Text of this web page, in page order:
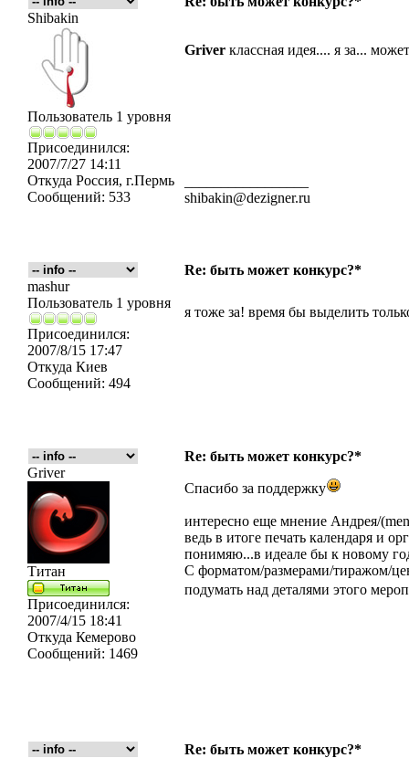
Shibakin
Пользователь 1 уровня
Присоединился:
2007/7/27 14:11
Откуда Россия, г.Пермь
Сообщений: 533
Griver классная идея.... я за...
shibakin@dezigner.ru
Re: быть может конкурс?*
mashur
Пользователь 1 уровня
Присоединился:
2007/8/15 17:47
Откуда Киев
Сообщений: 494
я тоже за! время бы выделить
Re: быть может конкурс?*
Griver
Титан
Присоединился:
2007/4/15 18:41
Откуда Кемерово
Сообщений: 1469
Спасибо за поддержку
интересно еще мнение Андрея/
ведь в итоге печать календаря и
понимяю...в идеале бы к новому
С форматом/размерами/тиражом/
подумать над деталями этого
Re: быть может конкурс?*